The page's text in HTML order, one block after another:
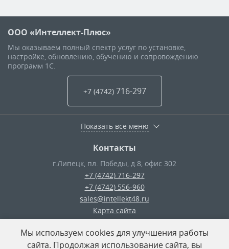
ООО «Интеллект-Плюс»
Мы оказываем полный спектр услуг по установке,
настройке, обновлению, обучению и сопровождению
программ 1С.
+7 (4742) 716-297
Показать все меню
Контакты
г.Липецк пл. Победы, д.8, офис 302
+7 (4742) 716-297
+7 (4742) 556-960
sales@intellekt48.ru
Карта сайта
© ООО «Интеллект-Плюс»— 2026
Мы используем cookies для улучшения работы
сайта. Продолжая использование сайта, вы